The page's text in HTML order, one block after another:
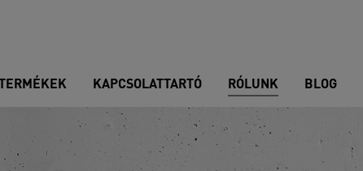
KAPCSOLATTARTÓ RÓLUNK BLOG